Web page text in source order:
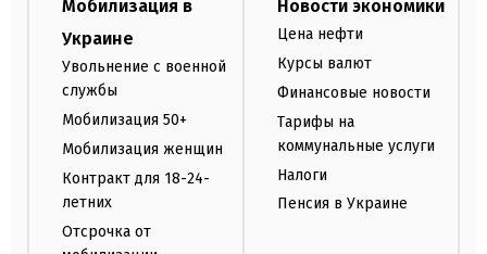
Мобилизация в
Украине
Увольнение с военной
службы
Мобилизация 50+
Мобилизация женщин
Контракт для 18-24-
летних
Отсрочка от
Новости экономики
Цена нефти
Курсы валют
Финансовые новости
Тарифы на
коммунальные услуги
Налоги
Пенсия в Украине